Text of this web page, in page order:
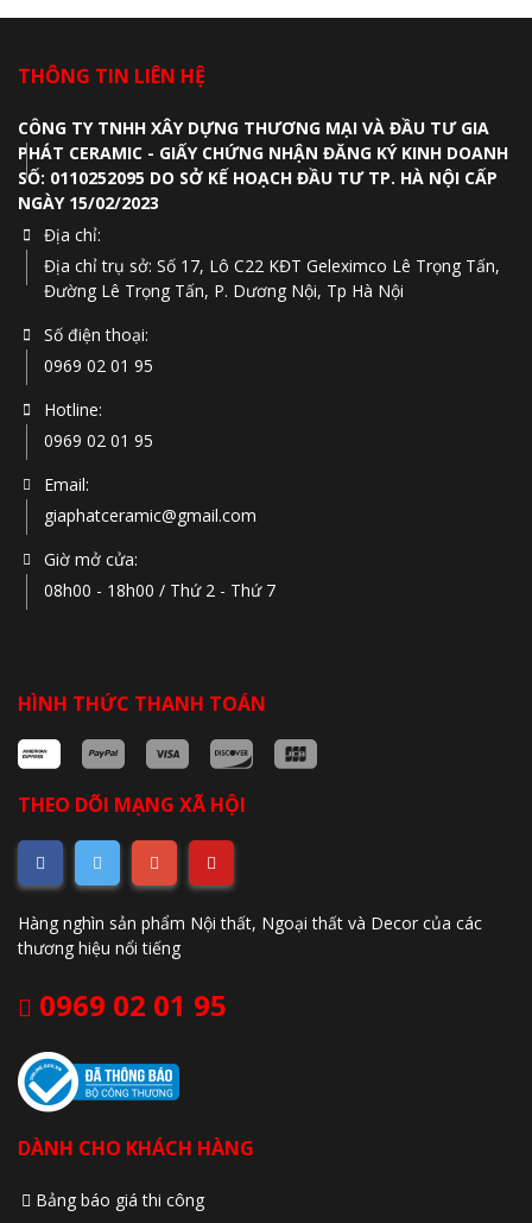
THÔNG TIN LIÊN HỆ
CÔNG TY TNHH XÂY DỰNG THƯƠNG MẠI VÀ ĐẦU TƯ GIA
PHÁT CERAMIC - GIẤY CHỨNG NHẬN ĐĂNG KÝ KINH DOANH
SỐ: 0110252095 DO SỞ KẾ HOẠCH ĐẦU TƯ TP. HÀ NỘI CẤP
NGÀY 15/02/2023
Địa chỉ:
Địa chỉ trụ sở: Số 17, Lô C22 KĐT Geleximco Lê Trọng Tấn,
Đường Lê Trọng Tấn, P. Dương Nội, Tp Hà Nội
Số điện thoại:
0969 02 01 95
Hotline:
0969 02 01 95
Email:
giaphatceramic@gmail.com
Giờ mở cửa:
08h00 - 18h00 / Thứ 2 - Thứ 7
HÌNH THỨC THANH TOÁN
THEO DÕI MẠNG XÃ HỘI
Hàng nghìn sản phẩm Nội thất, Ngoại thất và Decor của các
thương hiệu nổi tiếng
0969 02 01 95
DÀNH CHO KHÁCH HÀNG
Bảng báo giá thi công